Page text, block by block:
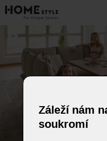
Záleží nám
soukromí